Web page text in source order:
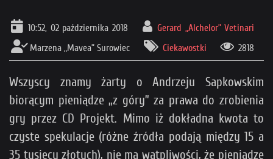
10:52, 02 października 2018
Gerard „Alchelor” Vetinari
Marzena „Mavea” Surowiec
Ciekawostki 2818
Wszyscy znamy żarty o Andrzeju Sapkowskim
biorącym pieniądze „z góry” za prawa do zrobienia
gry przez CD Projekt. Mimo iż dokładna kwota to
czyste spekulacje (różne źródła podają między 15 a
35 tysięcy złotych), nie ma wątpliwości, że pieniądze